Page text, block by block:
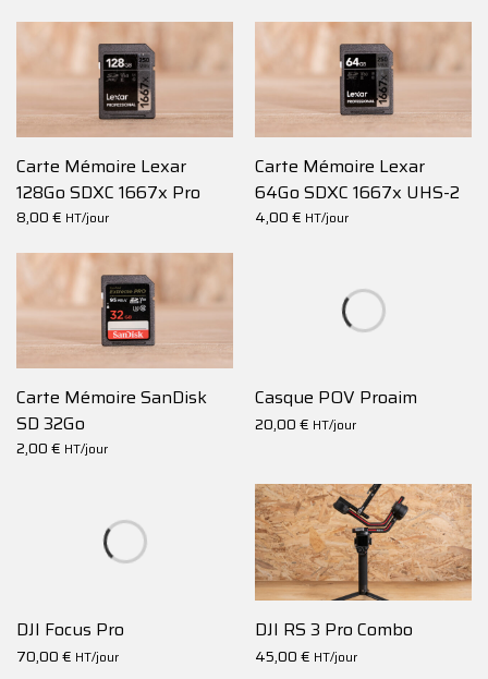
Carte Mémoire Lexar
128Go SDXC 1667x Pro
UHS-2
8,00€ HT/jour
Carte Mémoire Lexar
64Go SDXC 1667x UHS-2
4,00€ HT/jour
Carte Mémoire SanDisk
SD 32Go
2,00€ HT/jour
Casque POV Proaim
20,00€ HT/jour
DJI Focus Pro
70,00€ HT/jour
DJI RS 3 Pro Combo
45,00€ HT/jour